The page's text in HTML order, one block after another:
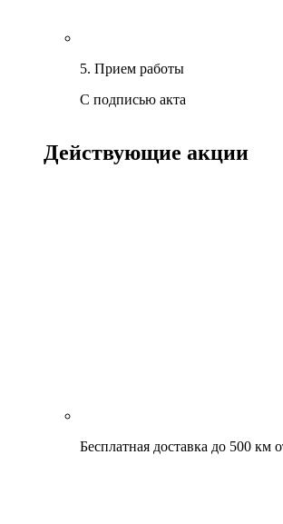
5. Прием работы
С подписью акта
Действующие акции
Бесплатная доставка до 500 км